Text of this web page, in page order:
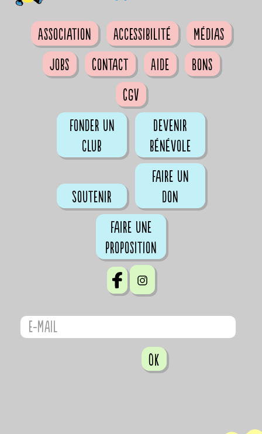
Association Accessibilité
Médias
Jobs
Contact Aide
Bons
CGV
Fonder un
club
Devenir
bénévole
Soutenir
Faire un
don
Faire une
proposition
OK